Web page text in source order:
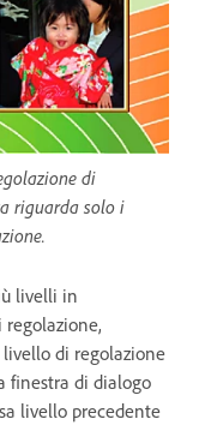
di
riguarda solo i
livelli in
di regolazione
finestra di dialogo
livello precedente